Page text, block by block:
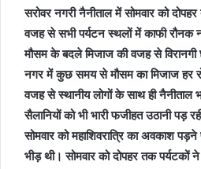
सरोवर नगरी नैनीताल में सोमवार को
वजह से सभी पर्यटन स्थलों में काफी रौनक
मौसम के बदले मिजाज की वजह से विरानगी
नगर में कुछ समय से मौसम का मिजाज हर
वजह से स्थानीय लोगों के साथ ही नैनीताल
सैलानियों को भी भारी फजीहत उठानी पड़
सोमवार को महाशिवरात्रि का अवकाश
भीड़ थी। सोमवार को दोपहर तक पर्यटकों